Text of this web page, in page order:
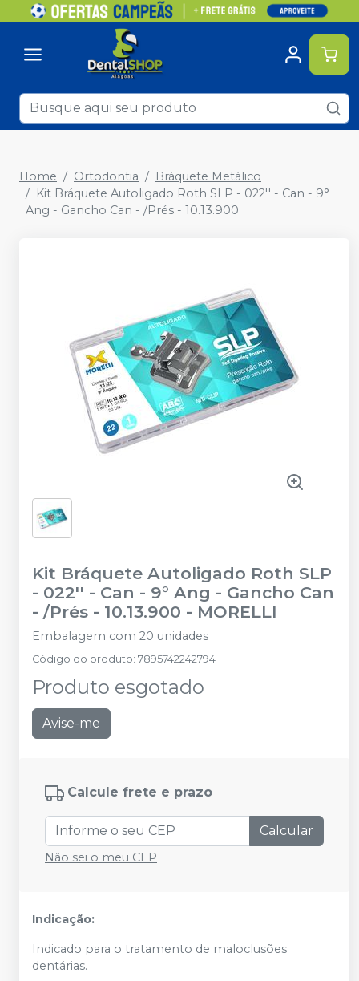
Home Ortodontia
Bráquete Metálico
Kit Bráquete Autoligado Roth SLP - 022'' - Can - 9°
Ang - Gancho Can - /Prés - 10.13.900
Kit Bráquete Autoligado Roth SLP
- 022'' - Can - 9° Ang - Gancho Can
- /Prés - 10.13.900 - MORELLI
Embalagem com 20 unidades
Código do produto: 7895742242794
Produto esgotado
Avise-me
Calcule frete e prazo
Calcular
Não sei o meu CEP
Indicação:
Indicado para o tratamento de maloclusões
dentárias.